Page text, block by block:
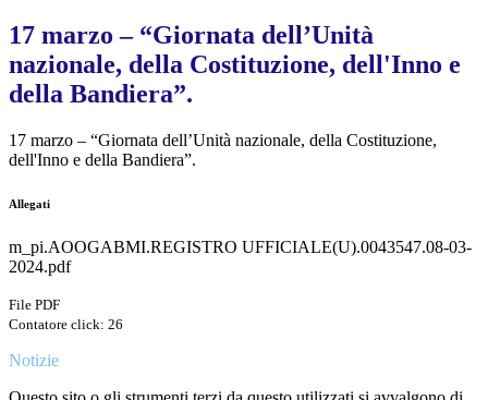
17 marzo – “Giornata dell’Unità
nazionale, della Costituzione, dell'Inno e
della Bandiera”.
17 marzo – “Giornata dell’Unità nazionale, della Costituzione,
dell'Inno e della Bandiera”.
Allegati
m_pi.AOOGABMI.REGISTRO UFFICIALE(U).0043547.08-03-
2024.pdf
File PDF
Contatore click: 26
Notizie